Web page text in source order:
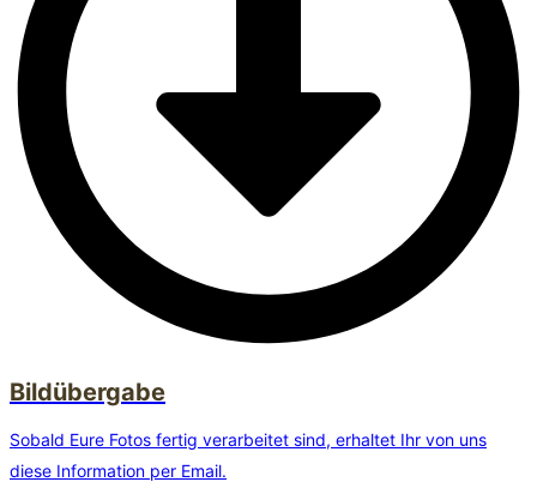
Bildübergabe
Sobald Eure Fotos fertig verarbeitet sind, erhaltet Ihr von uns
diese Information per Email.